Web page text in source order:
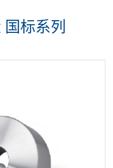
标系列